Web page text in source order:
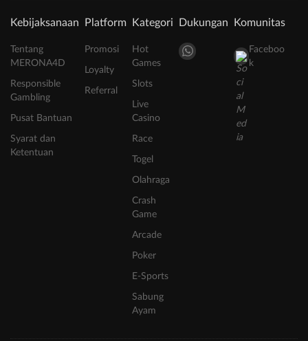
Kebijaksanaan
Tentang
MERONA4D
Responsible
Gambling
Pusat Bantuan
Syarat dan
Ketentuan
Platform
Promosi
Loyalty
Referral
Kategori
Hot
Games
Slots
Live
Casino
Race
Togel
Olahraga
Crash
Game
Arcade
Poker
E-Sports
Sabung
Ayam
Dukungan Komunitas
Faceboo
k